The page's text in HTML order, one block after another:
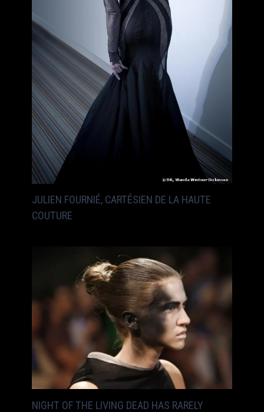
JULIEN FOURNIÉ, CARTÉSIEN DE LA HAUTE
COUTURE
NIGHT OF THE LIVING DEAD HAS RARELY